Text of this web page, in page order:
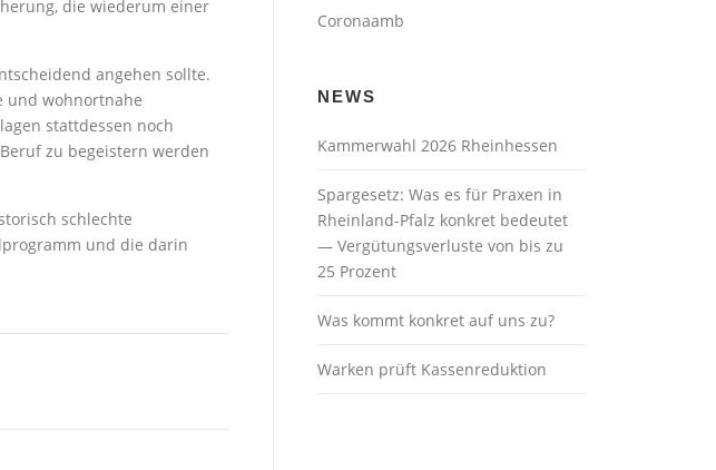
die wiederum einer
angehen sollte.
und wohnortnahe
stattdessen noch
zu begeistern werden
schlechte
und die darin
Coronaamb
NEWS
Kammerwahl 2026 Rheinhessen
Spargesetz: Was es für Praxen in
Rheinland-Pfalz konkret bedeutet
— Vergütungsverluste von bis zu
25 Prozent
Was kommt konkret auf uns zu?
Warken prüft Kassenreduktion